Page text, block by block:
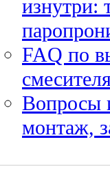
изнутри:
FAQ по
Вопросы
монтаж,